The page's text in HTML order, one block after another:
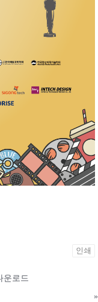
인쇄
운로드
»